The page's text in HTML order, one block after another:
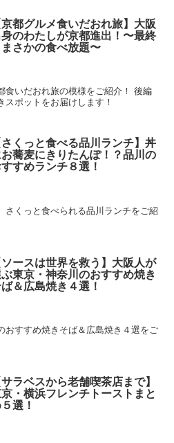
京都グルメ食いだおれ旅】大阪
身のわたしが京都進出！〜最終
まさかの食べ放題〜
食いだおれ旅の模様をご紹介！ 後編
ポットをお届けします！
さくっと食べる品川ランチ】丼
お蕎麦にきりたんぽ！？品川の
すめランチ８選！
さくっと食べられる品川ランチをご紹
ソースは世界を救う】大阪人が
東京・神奈川のおすすめ焼き
＆広島焼き４選！
おすすめ焼きそば＆広島焼き４選をご
サラベスから老舗喫茶店まで】
・横浜フレンチトーストまと
選！